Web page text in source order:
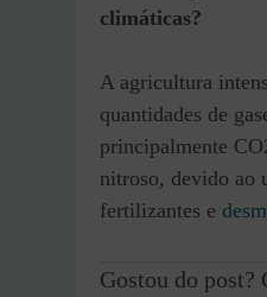
climáticas?
A agricultura
quantidades de
principalmente
nitroso, devido ao
fertilizantes e
Gostou do post?